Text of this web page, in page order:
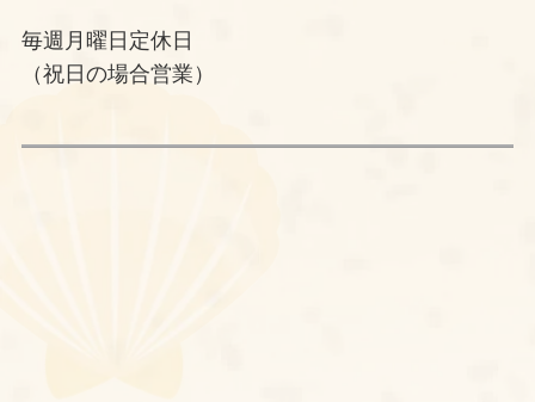
毎週月曜日定休日
（祝日の場合営業）